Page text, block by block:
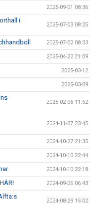
2025-09-01 08:36
i
2025-07-03 08:25
2025-07-02 08:33
2025-04-22 21:09
2025-03-12
2025-03-09
2025-02-06 11:52
2024-11-07 23:45
2024-10-27 21:35
2024-10-10 22:44
2024-10-10 22:18
2024-09-06 06:43
2024-08-29 15:02